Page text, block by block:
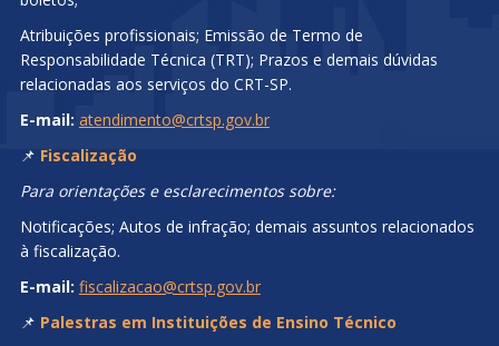
Atribuições profissionais; Emissão de Termo de
Responsabilidade Técnica (TRT); Prazos e demais dúvidas
relacionadas aos serviços do CRT-SP.
E-mail: atendimento@crtsp.gov.br
📌 Fiscalização
Para orientações e esclarecimentos sobre:
Notificações; Autos de infração; demais assuntos relacionados
à fiscalização.
E-mail: fiscalizacao@crtsp.gov.br
📌 Palestras em Instituições de Ensino Técnico